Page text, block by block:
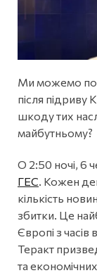
Ми можемо
після підриву
шкоду тих
майбутньому?
О 2:50 ночі, 6
ГЕС . Кожен
кількість
збитки. Це
Європі з
Теракт
та